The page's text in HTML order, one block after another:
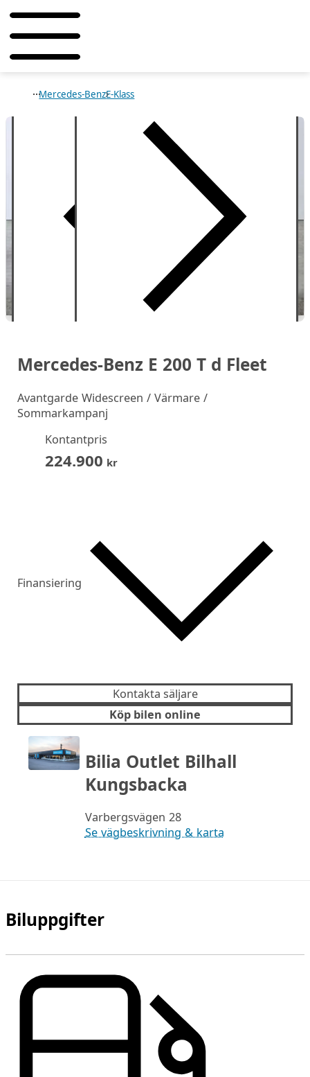
Mercedes-BenzE-Klass
Mercedes-Benz E 200 T d Fleet
Avantgarde Widescreen / Värmare /
Sommarkampanj
Kontantpris
224.900 kr
Finansiering
Kontakta säljare
Köp bilen online
Bilia Outlet Bilhall
Kungsbacka
Varbergsvägen 28
Se vägbeskrivning & karta
Biluppgifter